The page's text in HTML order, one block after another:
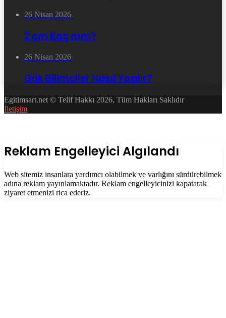
26 Nisan 2026
2 cm Kaç mm?
26 Nisan 2026
Gök Bilimciler Nasıl Yazılır?
Egitimsart.net © Telif Hakkı 2026, Tüm Hakları Saklıdır
İletişim
Kapalı
Reklam Engelleyici Algılandı
Web sitemiz insanlara yardımcı olabilmek ve varlığını sürdürebilmek
adına reklam yayınlamaktadır. Reklam engelleyicinizi kapatarak
ziyaret etmenizi rica ederiz.